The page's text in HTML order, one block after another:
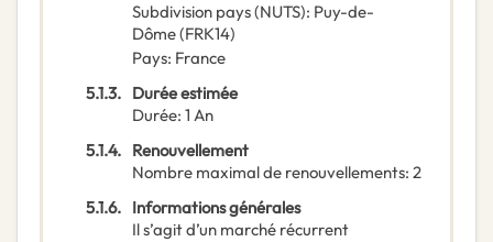
Subdivision pays (NUTS): Puy-de-
Dôme(FRK14)
Pays: France
5.1.3. Durée estimée
Durée: 1 An
5.1.4. Renouvellement
Nombre maximal de renouvellements: 2
5.1.6. Informations générales
Il s’agit d’un marché récurrent